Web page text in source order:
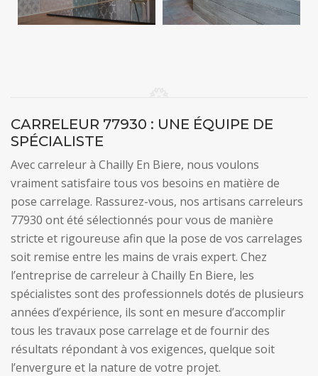
CARRELEUR 77930 : UNE ÉQUIPE DE
SPÉCIALISTE
Avec carreleur à Chailly En Biere, nous voulons
vraiment satisfaire tous vos besoins en matière de
pose carrelage. Rassurez-vous, nos artisans carreleurs
77930 ont été sélectionnés pour vous de manière
stricte et rigoureuse afin que la pose de vos carrelages
soit remise entre les mains de vrais expert. Chez
l’entreprise de carreleur à Chailly En Biere, les
spécialistes sont des professionnels dotés de plusieurs
années d’expérience, ils sont en mesure d’accomplir
tous les travaux pose carrelage et de fournir des
résultats répondant à vos exigences, quelque soit
l’envergure et la nature de votre projet.